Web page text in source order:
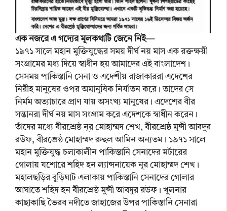
এক নজরে এ গদ্যের মূলকথাটি জেনে নিই—
১৯৭১ সালে মহান মুক্তিযুদ্ধের সময় দীর্ঘ নয় মাস এক রক্তক্ষয়ী
সংগ্রামের মধ্য দিয়ে স্বাধীন হয় আমাদের এই বাংলাদেশ।
সেসময় পাকিস্তানি সেনা ও এদেশীয় রাজাকাররা এদেশের
নিরীহ মানুষের ওপর অমানুষিক নির্যাতন করে। তাদের সে
নির্মম অত্যাচারে প্রাণ যায় অসংখ্য মানুষের। এদেশের বীর
সন্তানরা দীর্ঘ নয় মাস সংগ্রাম করে এদেশকে স্বাধীন করেন।
তাঁদের মধ্যে বীরশ্রেষ্ঠ নূর মোহাম্মদ শেখ, বীরশ্রেষ্ঠ মুন্সী আবদুর
রউফ, বীরশ্রেষ্ঠ মোহাম্মদ রুহুল আমিন অন্যতম। ১৯৭১ সালে
মহান মুক্তিযুদ্ধ চলাকালীন পাকিস্তানি সেনাদের মর্টারের
গোলায় যশোরে শহিদ হন ল্যান্সনায়েক নূর মোহাম্মদ শেখ।
মহালছড়ির বুড়িঘাট এলাকায় পাকিস্তানি সেনাদের গোলার
আঘাতে শহিদ হন বীরশ্রেষ্ঠ মুন্সী আবদুর রউফ। খুলনার
কাছাকাছি ভৈরব নদীতে জাহাজের উপর পাকিস্তানি সেনারা